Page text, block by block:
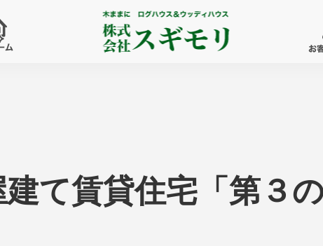
て賃貸住宅「第３